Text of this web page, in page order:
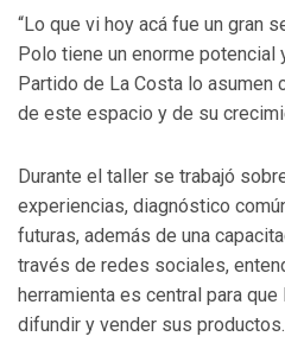
“Lo que vi hoy acá fue un gran
Polo tiene un enorme potencial
Partido de La Costa lo asumen
de este espacio y de su
Durante el taller se trabajó
experiencias, diagnóstico
futuras, además de una
través de redes sociales,
herramienta es central para
difundir y vender sus productos.